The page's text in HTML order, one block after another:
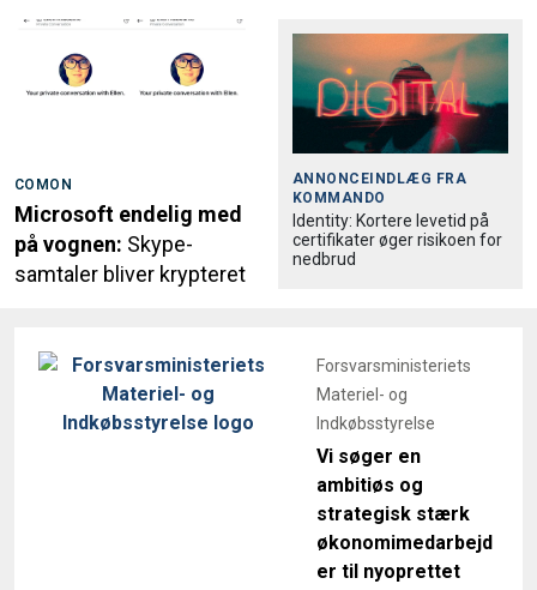
COMON
Microsoft endelig med
på vognen: Skype-
samtaler bliver krypteret
ANNONCEINDLÆG FRA
KOMMANDO
Identity: Kortere levetid på
certifikater øger risikoen for
nedbrud
Forsvarsministeriets
Materiel- og
Indkøbsstyrelse
Vi søger en
ambitiøs og
strategisk stærk
økonomimedarbejd
er til nyoprettet